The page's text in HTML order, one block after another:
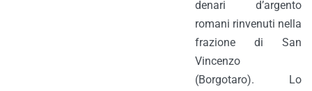
denari d’argento
romani rinvenuti nella
frazione di San
Vincenzo
(Borgotaro). Lo